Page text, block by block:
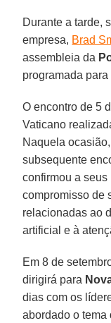
Durante a tarde,
empresa, Brad
assembleia da
programada para
O encontro de 5
Vaticano
Naquela
subsequente
confirmou a
compromisso de
relacionadas ao
artificial e à
Em 8 de
dirigirá para
dias com os
abordado o